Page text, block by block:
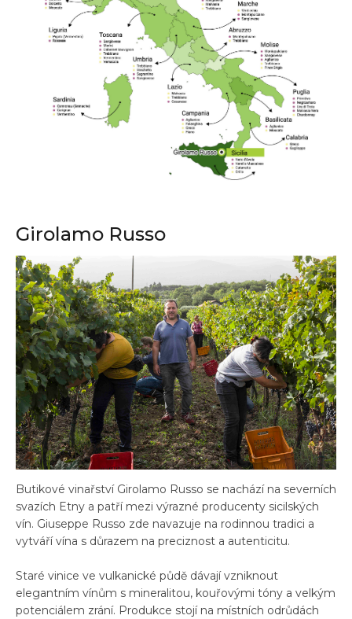
Girolamo Russo
Butikové vinařství Girolamo Russo se nachází na severních
svazích Etny a patří mezi výrazné producenty sicilských
vín. Giuseppe Russo zde navazuje na rodinnou tradici a
vytváří vína s důrazem na preciznost a autenticitu.
Staré vinice ve vulkanické půdě dávají vzniknout
elegantním vínům s mineralitou, kouřovými tóny a velkým
potenciálem zrání. Produkce stojí na místních odrůdách